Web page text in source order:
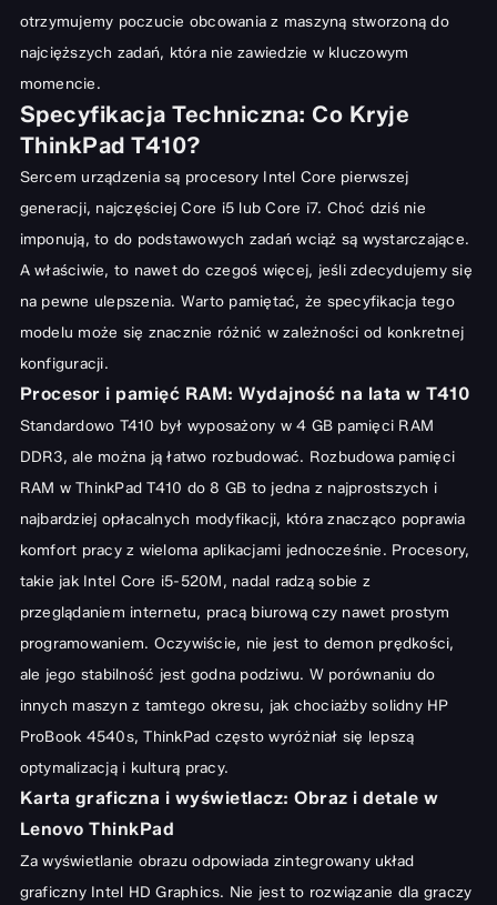
otrzymujemy poczucie obcowania z maszyną stworzoną do
najcięższych zadań, która nie zawiedzie w kluczowym
momencie.
Specyfikacja Techniczna: Co Kryje
ThinkPad T410?
Sercem urządzenia są procesory Intel Core pierwszej
generacji, najczęściej Core i5 lub Core i7. Choć dziś nie
imponują, to do podstawowych zadań wciąż są wystarczające.
A właściwie, to nawet do czegoś więcej, jeśli zdecydujemy się
na pewne ulepszenia. Warto pamiętać, że specyfikacja tego
modelu może się znacznie różnić w zależności od konkretnej
konfiguracji.
Procesor i pamięć RAM: Wydajność na lata w T410
Standardowo T410 był wyposażony w 4 GB pamięci RAM
DDR3, ale można ją łatwo rozbudować. Rozbudowa pamięci
RAM w ThinkPad T410 do 8 GB to jedna z najprostszych i
najbardziej opłacalnych modyfikacji, która znacząco poprawia
komfort pracy z wieloma aplikacjami jednocześnie. Procesory,
takie jak Intel Core i5-520M, nadal radzą sobie z
przeglądaniem internetu, pracą biurową czy nawet prostym
programowaniem. Oczywiście, nie jest to demon prędkości,
ale jego stabilność jest godna podziwu. W porównaniu do
innych maszyn z tamtego okresu, jak chociażby solidny HP
ProBook 4540s, ThinkPad często wyróżniał się lepszą
optymalizacją i kulturą pracy.
Karta graficzna i wyświetlacz: Obraz i detale w
Lenovo ThinkPad
Za wyświetlanie obrazu odpowiada zintegrowany układ
graficzny Intel HD Graphics. Nie jest to rozwiązanie dla graczy